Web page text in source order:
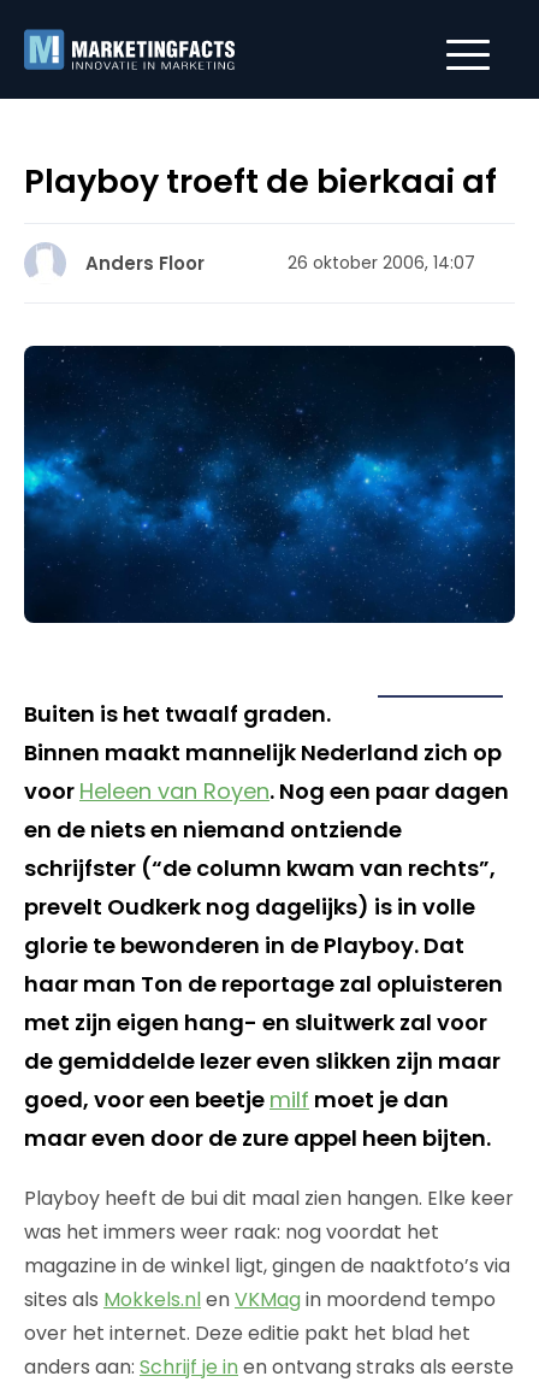
Playboy troeft de bierkaai af
Anders Floor 26 oktober 2006, 14:07
Buiten is het twaalf graden.
Binnen maakt mannelijk Nederland zich op
voor Heleen van Royen. Nog een paar dagen
en de niets en niemand ontziende
schrijfster (“de column kwam van rechts”,
prevelt Oudkerk nog dagelijks) is in volle
glorie te bewonderen in de Playboy. Dat
haar man Ton de reportage zal opluisteren
met zijn eigen hang- en sluitwerk zal voor
de gemiddelde lezer even slikken zijn maar
goed, voor een beetje milf moet je dan
maar even door de zure appel heen bijten.
Playboy heeft de bui dit maal zien hangen. Elke keer
was het immers weer raak: nog voordat het
magazine in de winkel ligt, gingen de naaktfoto’s via
sites als Mokkels.nlenVKMag in moordend tempo
over het internet. Deze editie pakt het blad het
anders aan: Schrijf je in en ontvang straks als eerste